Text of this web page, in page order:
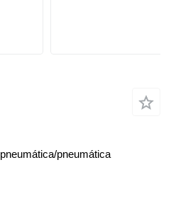
pneumática/pneumática